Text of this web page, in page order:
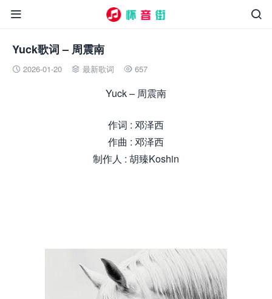


Yuck歌词 – 周震南
 2026-01-20  最新歌词  657
Yuck – 周震南
作词 : 邓泽西
作曲 : 邓泽西
制作人 : 胡臻Koshin